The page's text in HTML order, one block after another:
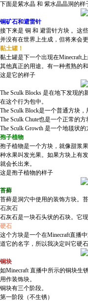
下面是紫水晶 和 紫水晶晶洞的样
铜矿石和避雷针
接下来是 铜 和 避雷针方块 。这
并没有在世界上生成，但将来会更
黏土罐！
黏土罐是下一个出现在Minecraft
其他真正的用途。有一种煮熟的和
这是它的样子
The Sculk Blocks 是在地下发现
在这个行为包中。
The Sculk Block是一个普通方块
The Sculk Chute也是一个正常的
The Sculk Growth 是一个地毯状
孢子植物
孢子植物是一个方块，就像甜浆
种水果叫发光果。如果方块上有
就会长出来。
这是孢子植物的样子
苔藓
苔藓是洞穴中使用的装饰方块。
石灰石
石灰石是一块石头状的石块。它
硬石
这个方块是一个在Minecraft直播
道它的名字，所以我决定叫它硬
铜块
如Minecraft 直播中所示的铜块生
用作装饰块。
铜块有三个阶段。
第一阶段（不生锈）